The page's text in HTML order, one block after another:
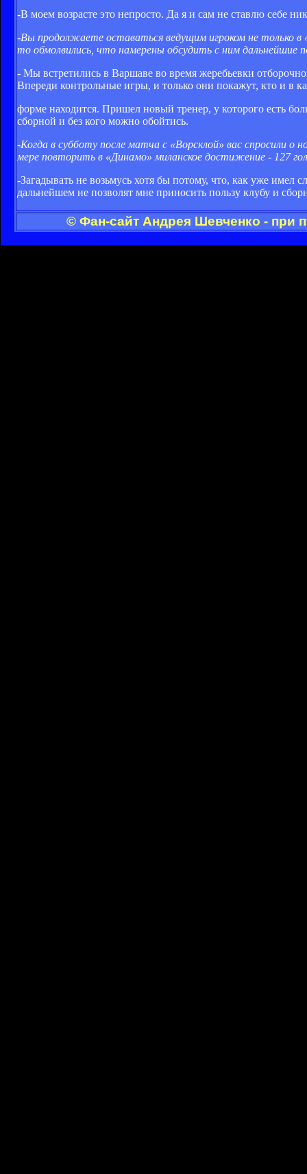
-В моем возрасте это непросто. Да я и сам не ставлю себе
-Вы продолжаете оставаться ведущим игроком не только в
то обмолвились, что намерены обсудить с ним дальнейшие
- Мы встретились в Варшаве во время жеребьевки
Впереди контрольные игры, и только они покажут, кто и в
форме находится. Пришел новый тренер, у которого есть
сборной и без кого можно обойтись.
-Когда в субботу после матча с «Ворсклой» вас спросили о
мере повторить в «Динамо» миланское достижение - 127
-Загадывать не возьмусь хотя бы потому, что, как уже имел
дальнейшем не позволят мне приносить пользу клубу и
© Фан-сайт Андрея Шевченко - при